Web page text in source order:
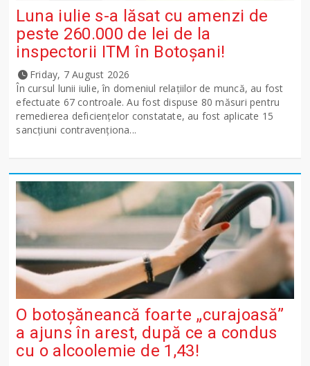
Luna iulie s-a lăsat cu amenzi de
peste 260.000 de lei de la
inspectorii ITM în Botoșani!
Friday, 7 August 2026
În cursul lunii iulie, în domeniul relațiilor de muncă, au fost
efectuate 67 controale. Au fost dispuse 80 măsuri pentru
remedierea deficiențelor constatate, au fost aplicate 15
sancţiuni contravenționa...
O botoșăneancă foarte „curajoasă”
a ajuns în arest, după ce a condus
cu o alcoolemie de 1,43!